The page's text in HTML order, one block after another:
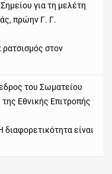
για τη μελέτη
πρώην Γ. Γ.
ρατσισμός στον
του Σωματείου
Εθνικής Επιτροπής
είναι